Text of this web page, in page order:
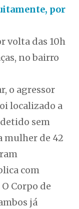
por
volta das 10h
no bairro
o agressor
localizado a
sem
mulher de 42
com
Corpo de
já